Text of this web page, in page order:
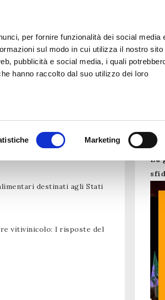
per fornire funzionalità dei social media
sul modo in cui utilizza il nostro sito
pubblicità e social media, i quali
hanno raccolto dal suo utilizzo dei loro
Marketing
HOME CHI SIAMO AZIENDE
Pavia
destinati agli Stati
vitivinicolo: l risposte del
La